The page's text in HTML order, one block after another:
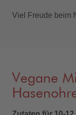
Viel Freude beim
Vegane